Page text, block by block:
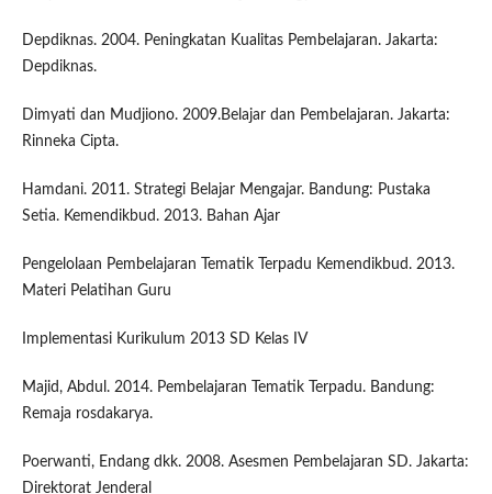
Depdiknas. 2004. Peningkatan Kualitas Pembelajaran. Jakarta:
Depdiknas.
Dimyati dan Mudjiono. 2009.Belajar dan Pembelajaran. Jakarta:
Rinneka Cipta.
Hamdani. 2011. Strategi Belajar Mengajar. Bandung: Pustaka
Setia. Kemendikbud. 2013. Bahan Ajar
Pengelolaan Pembelajaran Tematik Terpadu Kemendikbud. 2013.
Materi Pelatihan Guru
Implementasi Kurikulum 2013 SD Kelas IV
Majid, Abdul. 2014. Pembelajaran Tematik Terpadu. Bandung:
Remaja rosdakarya.
Poerwanti, Endang dkk. 2008. Asesmen Pembelajaran SD. Jakarta:
Direktorat Jenderal